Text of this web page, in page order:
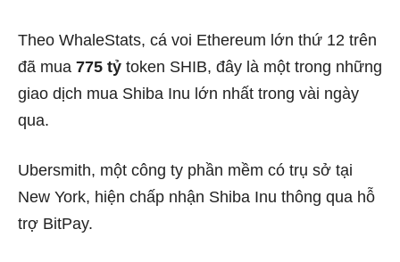
Theo WhaleStats, cá voi Ethereum lớn thứ 12 trên
đã mua 775 tỷ token SHIB, đây là một trong những
giao dịch mua Shiba Inu lớn nhất trong vài ngày
qua.
Ubersmith, một công ty phần mềm có trụ sở tại
New York, hiện chấp nhận Shiba Inu thông qua hỗ
trợ BitPay.